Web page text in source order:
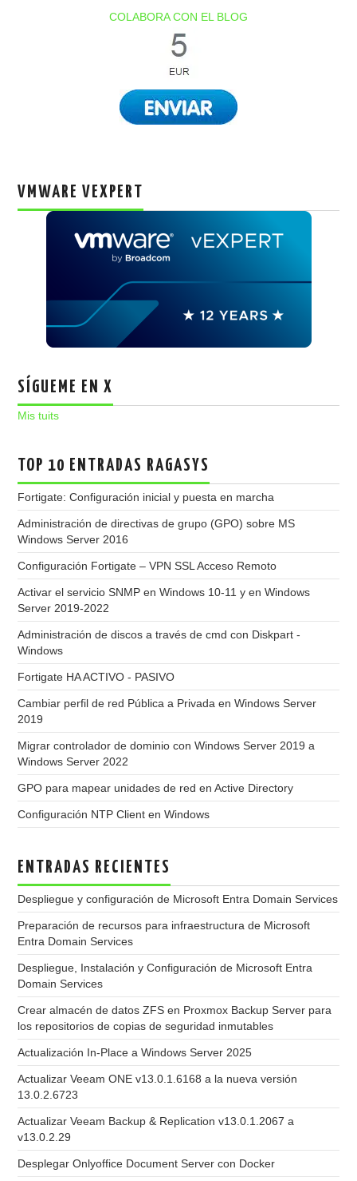
COLABORA CON EL BLOG
VMWARE VEXPERT
SÍGUEME EN X
Mis tuits
TOP 10 ENTRADAS RAGASYS
Fortigate: Configuración inicial y puesta en marcha
Administración de directivas de grupo (GPO) sobre MS
Windows Server 2016
Configuración Fortigate – VPN SSL Acceso Remoto
Activar el servicio SNMP en Windows 10-11 y en Windows
Server 2019-2022
Administración de discos a través de cmd con Diskpart -
Windows
Fortigate HA ACTIVO - PASIVO
Cambiar perfil de red Pública a Privada en Windows Server
2019
Migrar controlador de dominio con Windows Server 2019 a
Windows Server 2022
GPO para mapear unidades de red en Active Directory
Configuración NTP Client en Windows
ENTRADAS RECIENTES
Despliegue y configuración de Microsoft Entra Domain Services
Preparación de recursos para infraestructura de Microsoft
Entra Domain Services
Despliegue, Instalación y Configuración de Microsoft Entra
Domain Services
Crear almacén de datos ZFS en Proxmox Backup Server para
los repositorios de copias de seguridad inmutables
Actualización In-Place a Windows Server 2025
Actualizar Veeam ONE v13.0.1.6168 a la nueva versión
13.0.2.6723
Actualizar Veeam Backup & Replication v13.0.1.2067 a
v13.0.2.29
Desplegar Onlyoffice Document Server con Docker